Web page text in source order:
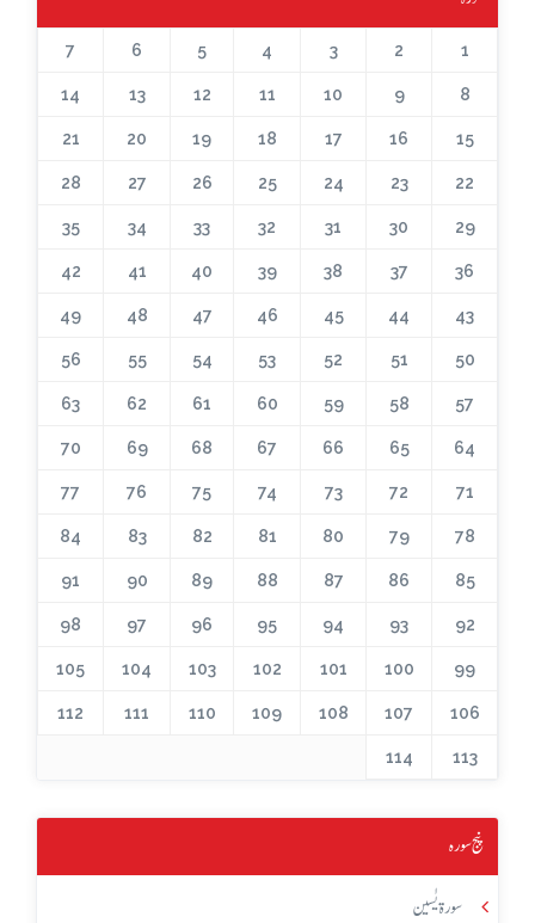
1
2
3
4
5
6
7
8
9
10
11
12
13
14
15
16
17
18
19
20
21
22
23
24
25
26
27
28
29
30
31
32
33
34
35
36
37
38
39
40
41
42
43
44
45
46
47
48
49
50
51
52
53
54
55
56
57
58
59
60
61
62
63
64
65
66
67
68
69
70
71
72
73
74
75
76
77
78
79
80
81
82
83
84
85
86
87
88
89
90
91
92
93
94
95
96
97
98
99
100
101
102
103
104
105
106
107
108
109
110
111
112
113
114
پنج سورہ
سورۃ یٰسین